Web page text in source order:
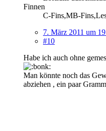
Finnen
C-Fins,MB-
7. März 2011 um
#10
Habe ich auch ohne
Man könnte noch das
abziehen , ein paar